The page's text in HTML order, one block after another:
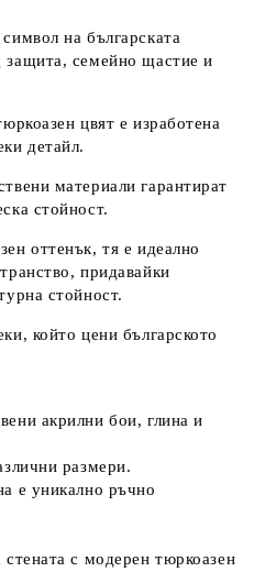
на българската
защита, семейно щастие и
цвят е изработена
детайл.
материали гарантират
стойност.
оттенък, тя е идеално
придавайки
стойност.
който цени българското
акрилни бои, глина и
размери.
е уникално ръчно
с модерен тюркоазен